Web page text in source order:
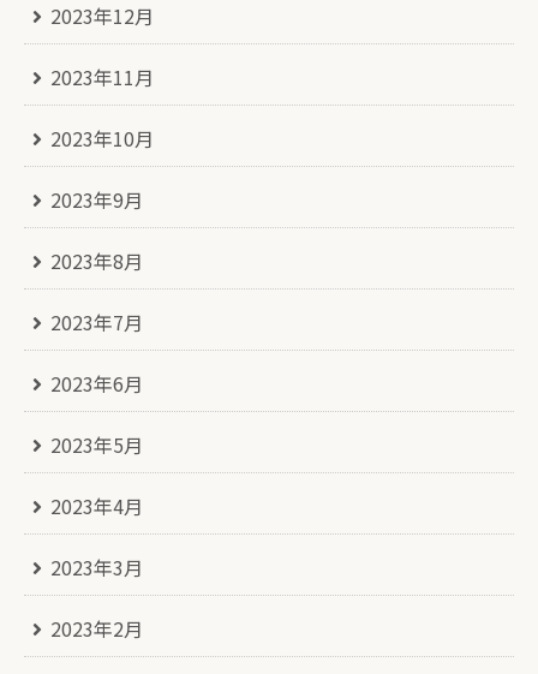
2023年12月
2023年11月
2023年10月
2023年9月
2023年8月
2023年7月
2023年6月
2023年5月
2023年4月
2023年3月
2023年2月